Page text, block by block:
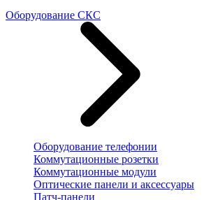
Оборудование СКС
Оборудование телефонии
Коммутационные розетки
Коммутационные модули
Оптические панели и аксессуары
Патч-панели